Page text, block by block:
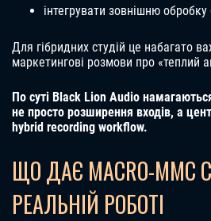
інтегрувати зовнішню
Для гібридних студій це набагато
маркетингові розмови про «теплий
По суті Black Lion Audio
не просто розширення входів, а
hybrid recording workflow.
ЩО ДАЄ MACRO-MMC
РЕАЛЬНІЙ РОБОТІ